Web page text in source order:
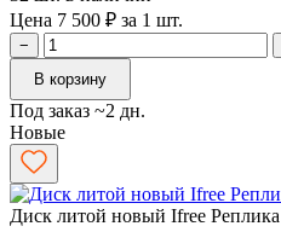
Цена 7 500 ₽ за 1 шт.
−
В корзину
Под заказ ~2 дн.
Новые
Диск литой новый Ifree